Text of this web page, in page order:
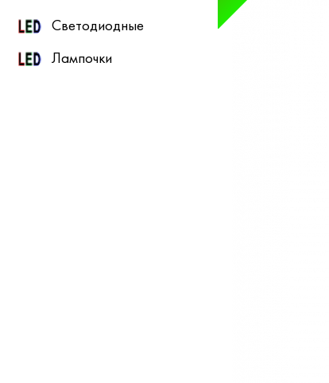
Светодиодные
Лампочки